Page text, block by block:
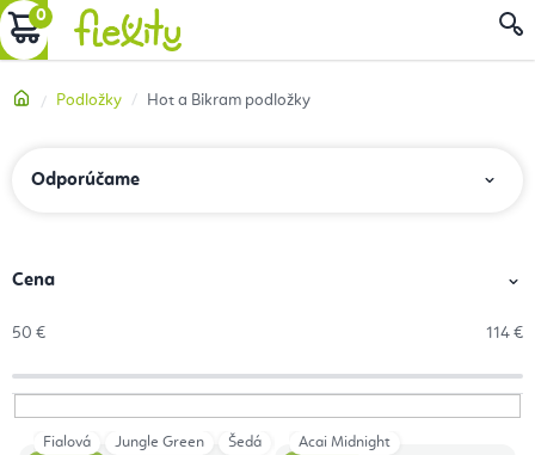
Prejsť
na
NÁKUPNÝ
DomovPodložky Hot a Bikram podložky
e
i
e
p
Odporúčame
Cena
50 € 114 €
Fialová Jungle Green Šedá Tmavomodrá
Acai Midnight